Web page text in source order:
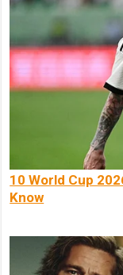
10 World Cup
Know